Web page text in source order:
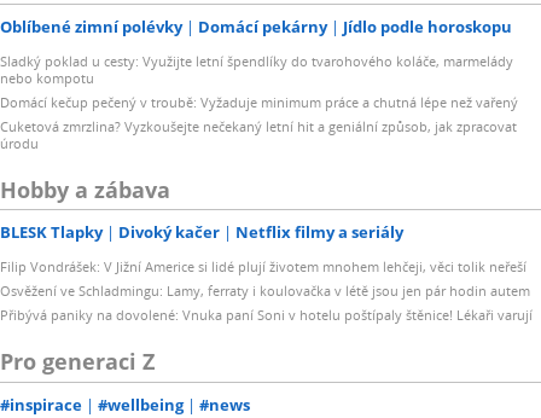
Oblíbené zimní polévky Domácí pekárny Jídlo podle horoskopu
Sladký poklad u cesty: Využijte letní špendlíky do tvarohového koláče, marmelády
nebo kompotu
Domácí kečup pečený v troubě: Vyžaduje minimum práce a chutná lépe než vařený
Cuketová zmrzlina? Vyzkoušejte nečekaný letní hit a geniální způsob, jak zpracovat
úrodu
Hobby a zábava
BLESK Tlapky Divoký kačer Netflix filmy a seriály
Filip Vondrášek: V Jižní Americe si lidé plují životem mnohem lehčeji, věci tolik neřeší
Osvěžení ve Schladmingu: Lamy, ferraty i koulovačka v létě jsou jen pár hodin autem
Přibývá paniky na dovolené: Vnuka paní Soni v hotelu poštípaly štěnice! Lékaři varují
Pro generaci Z
#inspirace #wellbeing #news